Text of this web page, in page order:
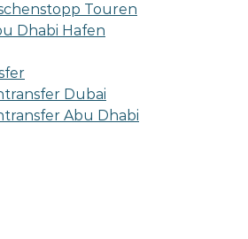
Touren
Dhabi Hafen
Dubai
Abu Dhabi